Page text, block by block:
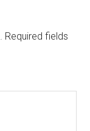
Required fields